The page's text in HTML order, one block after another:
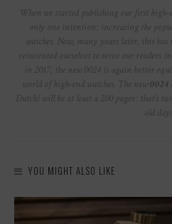
When we started publishing our first
only one intention: increasing the
watches. Now, many years later, this
reinvented ourselves to serve our readers
in 2017, the new 0024 is again better
world of high-end watches. The new 0024
Dutch) will be at least a 200 pager: that’s
old
YOU MIGHT ALSO LIKE